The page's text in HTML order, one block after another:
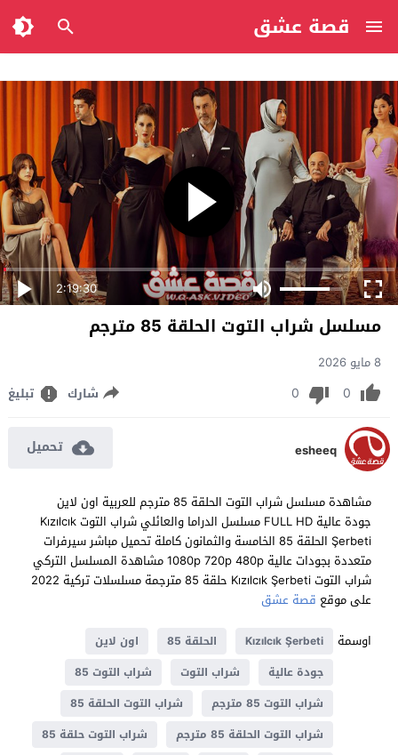
قصة عشق
2:19:30
مسلسل شراب التوت الحلقة 85 مترجم
8 مايو 2026
0
0 شارك تبليغ
esheeq تحميل
مشاهدة مسلسل شراب التوت الحلقة 85 مترجم للعربية اون لاين
جودة عالية FULL HD مسلسل الدراما والعائلي شراب التوت Kızılcık
Şerbeti الحلقة 85 الخامسة والثمانون كاملة تحميل مباشر سيرفرات
متعددة بجودات عالية 1080p 720p 480p مشاهدة المسلسل التركي
شراب التوت Kızılcık Şerbeti حلقة 85 مترجمة مسلسلات تركية 2022
على موقع قصة عشق
اوسمة
Kızılcık Şerbeti الحلقة 85
اون لاين
جودة عالية
شراب التوت
شراب التوت 85
شراب التوت 85 مترجم
شراب التوت الحلقة 85
شراب التوت الحلقة 85 مترجم
شراب التوت حلقة 85